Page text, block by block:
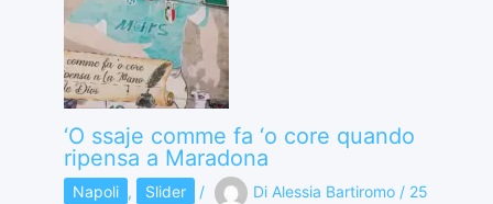
‘O ssaje comme fa ‘o core quando
ripensa a Maradona
Napoli , Slider / Di Alessia Bartiromo / 25